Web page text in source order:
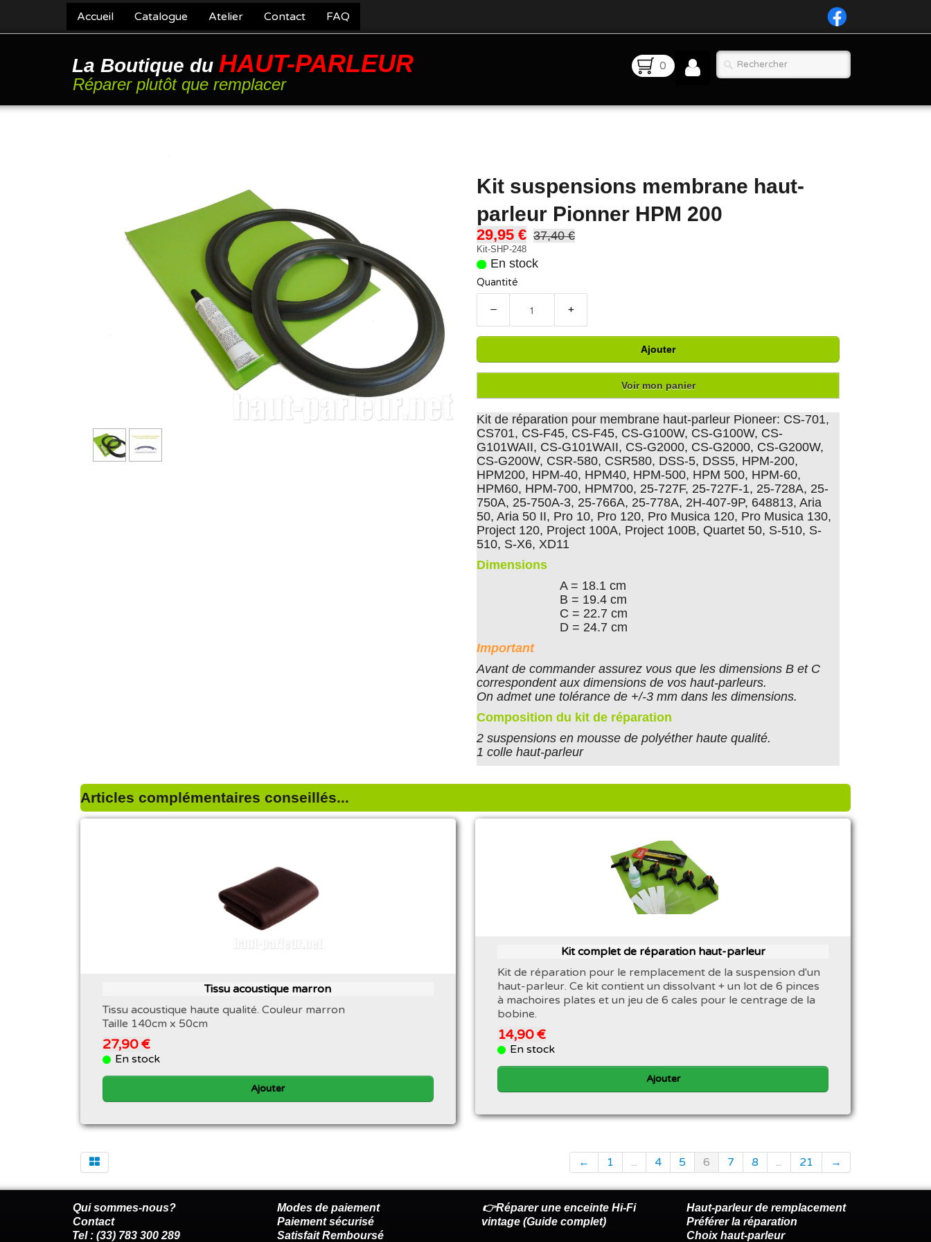
Accueil Catalogue Atelier Contact FAQ
La Boutique du HAUT-PARLEUR
Réparer plutôt que remplacer
0
Kit suspensions membrane haut-
parleur Pionner HPM 200
29,95 € 37,40 €
Kit-SHP-248
En stock
Quantité
− +
Ajouter
Voir mon panier
Kit de réparation pour membrane haut-parleur Pioneer: CS-701,
CS701, CS-F45, CS-F45, CS-G100W, CS-G100W, CS-
G101WAII, CS-G101WAII, CS-G2000, CS-G2000, CS-G200W,
CS-G200W, CSR-580, CSR580, DSS-5, DSS5, HPM-200,
HPM200, HPM-40, HPM40, HPM-500, HPM 500, HPM-60,
HPM60, HPM-700, HPM700, 25-727F, 25-727F-1, 25-728A, 25-
750A, 25-750A-3, 25-766A, 25-778A, 2H-407-9P, 648813, Aria
50, Aria 50 II, Pro 10, Pro 120, Pro Musica 120, Pro Musica 130,
Project 120, Project 100A, Project 100B, Quartet 50, S-510, S-
510, S-X6, XD11
Dimensions
A = 18.1 cm
B = 19.4 cm
C = 22.7 cm
D = 24.7 cm
Important
Avant de commander assurez vous que les dimensions B et C
correspondent aux dimensions de vos haut-parleurs.
On admet une tolérance de +/-3 mm dans les dimensions.
Composition du kit de réparation
2 suspensions en mousse de polyéther haute qualité.
1 colle haut-parleur
Articles complémentaires conseillés...
Tissu acoustique marron
Tissu acoustique haute qualité. Couleur marron
Taille 140cm x 50cm
27,90 €
En stock
Ajouter
Kit complet de réparation haut-parleur
Kit de réparation pour le remplacement de la suspension d'un
haut-parleur. Ce kit contient un dissolvant + un lot de 6 pinces
à machoires plates et un jeu de 6 cales pour le centrage de la
bobine.
14,90 €
En stock
Ajouter
← 1 ... 4 5 6 7 8 ... 21 →
Qui sommes-nous?
Contact
Tel : (33) 783 300 289
Modes de paiement
Paiement sécurisé
Satisfait Remboursé
👉Réparer une enceinte Hi-Fi
vintage (Guide complet)
Haut-parleur de remplacement
Préférer la réparation
Choix haut-parleur